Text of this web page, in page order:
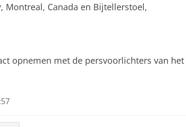
Montreal, Canada en Bijtellerstoel,
opnemen met de persvoorlichters van het